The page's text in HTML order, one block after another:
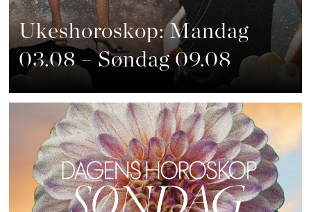
Ukeshoroskop: Mandag
03.08 – Søndag 09.08